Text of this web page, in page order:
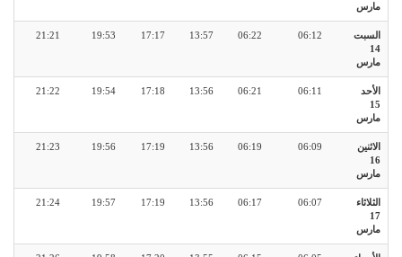
مارس
السبت
14
مارس
06:12
06:22
13:57
17:17
19:53
21:21
الأحد
15
مارس
06:11
06:21
13:56
17:18
19:54
21:22
الاثنين
16
مارس
06:09
06:19
13:56
17:19
19:56
21:23
الثلاثاء
17
مارس
06:07
06:17
13:56
17:19
19:57
21:24